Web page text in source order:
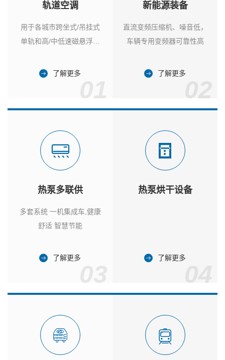
轨道空调
用于各城市跨坐式/吊挂式
单轨和高/中低速磁悬浮列
了解更多
新能源装备
直流变频压缩机、噪音低，
车辆专用变频器可靠性高
了解更多
热泵多联供
多套系统 一机集成车,健康
舒适 智慧节能
了解更多
热泵烘干设备
了解更多